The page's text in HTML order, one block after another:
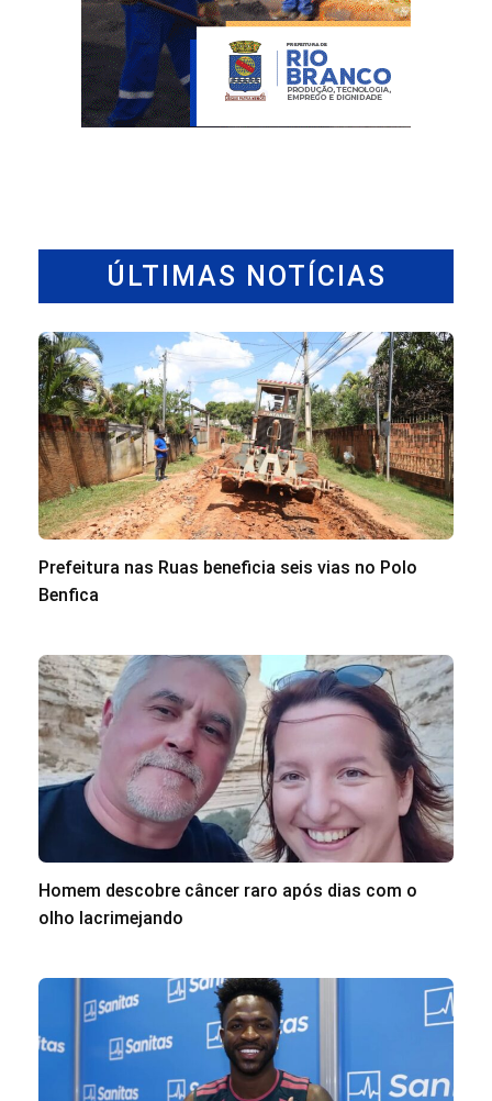
ÚLTIMAS NOTÍCIAS
Prefeitura nas Ruas beneficia seis vias no Polo
Benfica
Homem descobre câncer raro após dias com o
olho lacrimejando